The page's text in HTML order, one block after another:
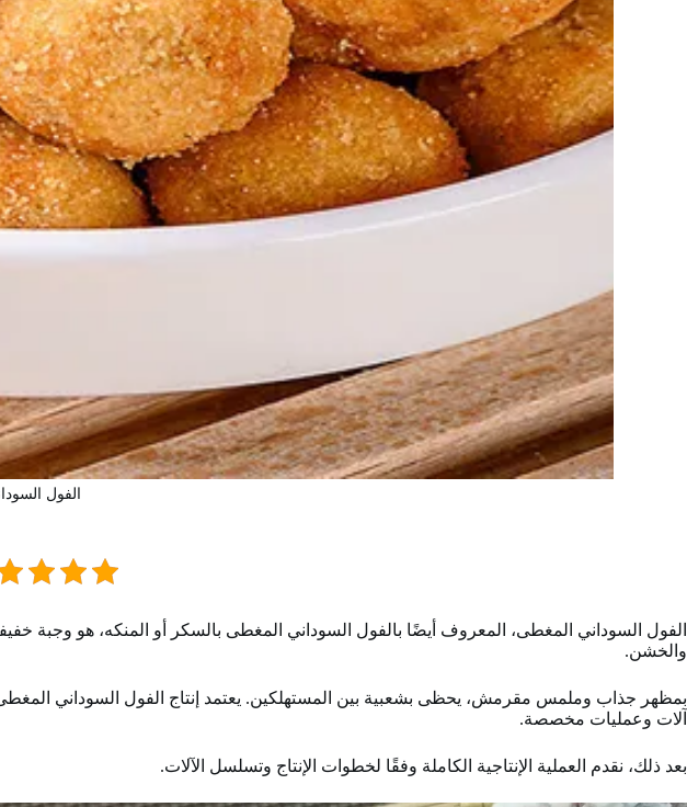
الفول
الفول السوداني المغطى، المعروف أيضًا بالفول السوداني المغطى بالسكر أو المنكه، هو وجبة
والخشن.
بمظهر جذاب وملمس مقرمش، يحظى بشعبية بين المستهلكين. يعتمد إنتاج الفول السوداني
آلات وعمليات مخصصة.
بعد ذلك، نقدم العملية الإنتاجية الكاملة وفقًا لخطوات الإنتاج وتسلسل الآلات.